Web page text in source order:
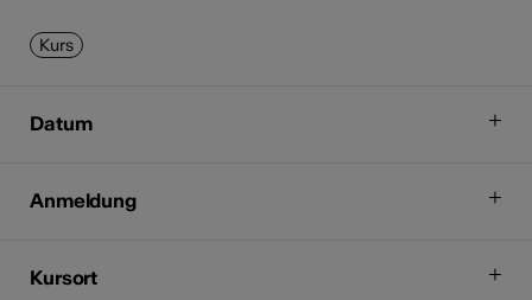
Kurs
Datum
Anmeldung
Kursort